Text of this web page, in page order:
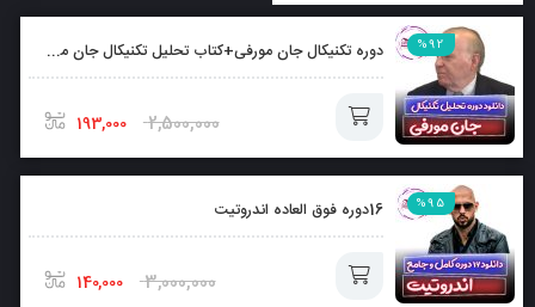
%92 دوره تکنیکال جان مورفی+کتاب تحلیل تکنیکال جان مورفی بصورت رایگان
2,500,000
193,000
افزودن
به
سبد
%95 16دوره فوق العاده اندروتیت
3,000,000
140,000